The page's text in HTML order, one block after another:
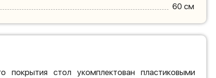
60 см
покрытия стол укомплектован пластиковыми